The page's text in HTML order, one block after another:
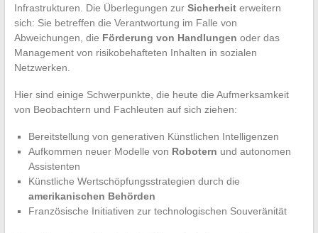
Infrastrukturen. Die Überlegungen zur Sicherheiterweitern
sich: Sie betreffen die Verantwortung im Falle von
Abweichungen, die Förderung von Handlungen oder das
Management von risikobehafteten Inhalten in sozialen
Netzwerken.
Hier sind einige Schwerpunkte, die heute die Aufmerksamkeit
von Beobachtern und Fachleuten auf sich ziehen:
Bereitstellung von generativen Künstlichen Intelligenzen
Aufkommen neuer Modelle von Robotern und autonomen
Assistenten
Künstliche Wertschöpfungsstrategien durch die
amerikanischen Behörden
Französische Initiativen zur technologischen Souveränität